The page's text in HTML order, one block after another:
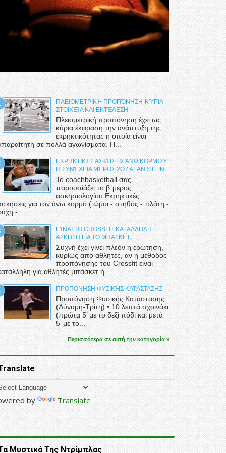
ΠΛΕΙΟΜΕΤΡΙΚΉ ΠΡΟΠΌΝΗΣΗ-ΚΎΡΙΑ
ΣΤΟΙΧΕΊΑ ΚΑΙ ΕΚΤΈΛΕΣΗ
Πλειομετρική προπόνηση έχει ως
κύρια έκφραση την ανάπτυξη της
εκρηκτικότητας η οποία είναι
σε πολλά αγωνίσματα. Η...
ΕΚΡΗΚΤΙΚΈΣ ΑΣΚΉΣΕΙΣ ΆΝΩ ΚΟΡΜΟΎ
Η ΣΥΝΈΧΕΙΑ ΜΈΡΟΣ 2Ο / ALAN STEIN
Το coachbasketball σας
παρουσίάζει το β΄μερος
ασκησιολογίου Εκρηκτικές
για τον άνω κορμό ( ώμοι - στηθός - πλάτη -
-...
ΕΊΝΑΙ ΤΟ CROSSFIT ΚΑΤΆΛΛΗΛΗ
ΆΣΚΗΣΗ ΓΙΑ ΤΟ ΜΠΆΣΚΕΤ;
Συχνή έχει γίνει πλεόν η ερώτηση,
κυρίως απο αθλητές, αν η μέθοδος
προπόνησης του Crossfit είναι
για αθλητές μπάσκετ ή...
ΠΡΟΠΌΝΗΣΗ ΦΥΣΙΚΉΣ ΚΑΤΆΣΤΑΣΗΣ
Προπόνηση Φυσικής Κατάστασης
(Δύναμη-Τρίτη) • 10 λεπτά σχοινάκι
(πρώτα 5’ με το δεξί πόδι και μετά
5’ με το...
Περισσότερα σε αυτή την κατηγορία »
by Translate
Μυστικά Της Ντρίμπλας